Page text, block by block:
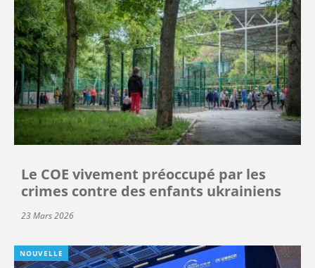
Le COE vivement préoccupé par les
crimes contre des enfants ukrainiens
23 Mars 2026
NOUVELLE